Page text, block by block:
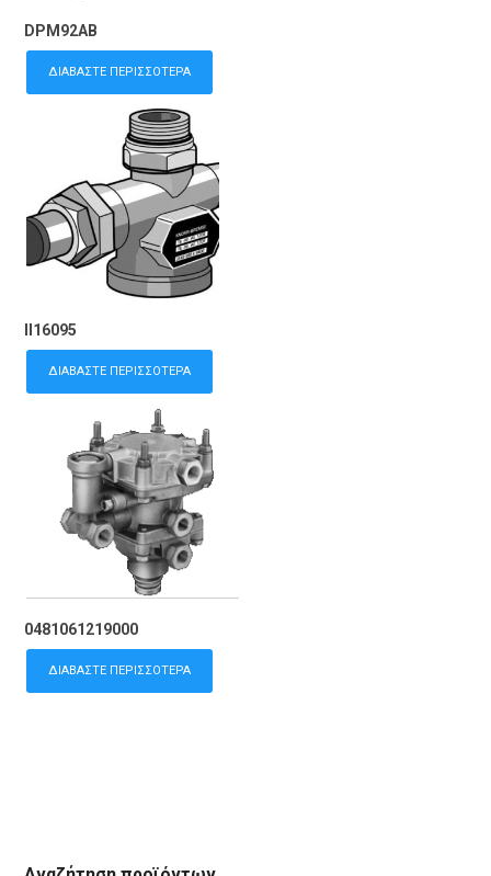
DPM92AB
ΔΙΑΒΆΣΤΕ ΠΕΡΙΣΣΌΤΕΡΑ
II16095
ΔΙΑΒΆΣΤΕ ΠΕΡΙΣΣΌΤΕΡΑ
0481061219000
ΔΙΑΒΆΣΤΕ ΠΕΡΙΣΣΌΤΕΡΑ